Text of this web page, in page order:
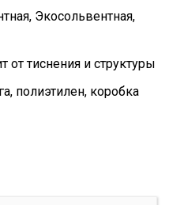
Экосольвентная,
от тиснения и структуры
полиэтилен, коробка